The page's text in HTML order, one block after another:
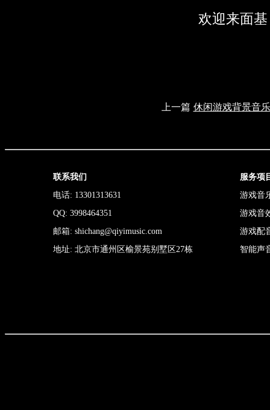
欢迎来面
上一篇 休闲游戏背景音
联系我们
电话: 13301313631
QQ: 3998464351
邮箱: shichang@qiyimusic.com
地址: 北京市通州区榆景苑别墅区27栋
服务项
游戏音
游戏音
游戏配
智能声